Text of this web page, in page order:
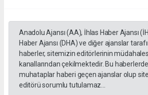
Anadolu Ajansı (AA), İhlas Haber Ajansı
Haber Ajansı (DHA) ve diğer ajanslar
haberler, sitemizin editörlerinin
kanallarından çekilmektedir. Bu
muhataplar haberi geçen ajanslar olup
editörü sorumlu tutulamaz...